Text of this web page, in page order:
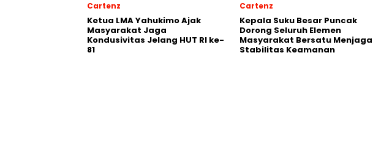
Cartenz
Ketua LMA Yahukimo Ajak
Masyarakat Jaga
Kondusivitas Jelang HUT RI ke-
81
Cartenz
Kepala Suku Besar Puncak
Dorong Seluruh Elemen
Masyarakat Bersatu Menjaga
Stabilitas Keamanan